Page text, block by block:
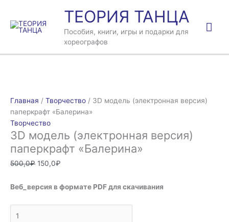
содержимому
ТЕОРИЯ ТАНЦА
Пособия, книги, игры и подарки для
хореографов
Главная / Творчество / 3D модель (электронная версия)
паперкрафт «Балерина»
Творчество
3D модель (электронная версия)
паперкрафт «Балерина»
500,0₽
цена
составляла
500,0₽.
150,0₽
цена:
150,0₽.
Веб_версия в формате PDF для скачивания
товара
3D
модель
(электронная
паперкрафт
"Балерина"